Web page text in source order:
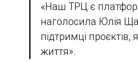
«Наш ТРЦ є
наголосила Юлія
підтримці
життя».